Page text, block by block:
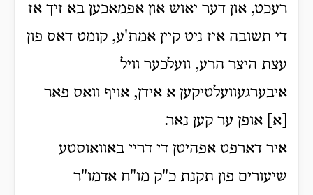
רעכט, און דער יאוש און אפמאכען בא זיך אז
די תשובה איז ניט קיין אמת'ע, קומט דאס פון
עצת היצר הרע, וועלכער וויל
איבערגעוועלטיקען א אידן, אויף וואס פאר
[א] אופן ער קען נאר.
איר דארפט אפהיטן די דריי באוואוסטע
שיעורים פון תקנת כ"ק מו"ח אדמו"ר